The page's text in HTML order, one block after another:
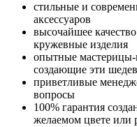
стильные и
аксессуаров
высочайшее
кружевные изделия
опытные
создающие эти
приветливые
вопросы
100% гарантия
желаемом цвете или